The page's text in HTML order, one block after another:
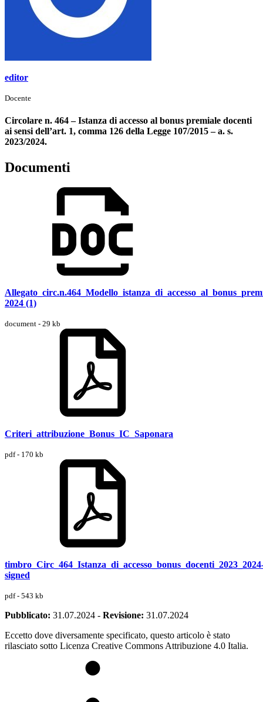
editor
Docente
Circolare n. 464 – Istanza di accesso al bonus premiale docenti
ai sensi dell’art. 1, comma 126 della Legge 107/2015 – a. s.
2023/2024.
Documenti
2024 (1)
document - 29 kb
Criteri_attribuzione_Bonus_IC_Saponara
pdf - 170 kb
signed
pdf - 543 kb
Pubblicato: 31.07.2024 - Revisione: 31.07.2024
Eccetto dove diversamente specificato, questo articolo è stato
rilasciato sotto Licenza Creative Commons Attribuzione 4.0 Italia.